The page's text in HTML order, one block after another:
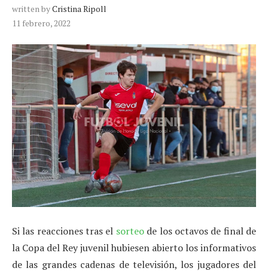
written byCristina Ripoll
11 febrero, 2022
Si las reacciones tras el sorteode los octavos de final de
la Copa del Rey juvenil hubiesen abierto los informativos
de las grandes cadenas de televisión, los jugadores del